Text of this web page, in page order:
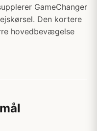
GameChanger
Den kortere
hovedbevægelse